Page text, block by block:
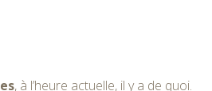
, à l’heure actuelle, il y a de quoi.